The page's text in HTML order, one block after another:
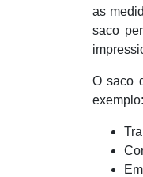
as
saco
O saco
exemplo: